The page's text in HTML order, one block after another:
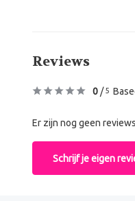
Reviews
0 /5
Er zijn nog geen
Schrijf je eigen